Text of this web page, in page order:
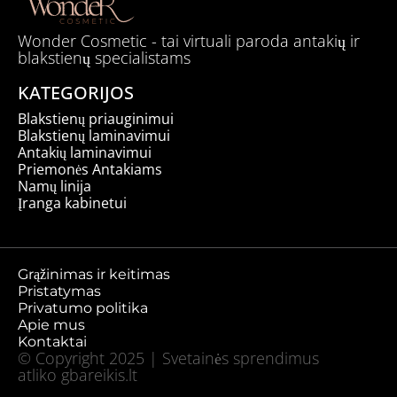
Wonder Cosmetic - tai virtuali paroda antakių ir
blakstienų specialistams
KATEGORIJOS
Blakstienų priauginimui
Blakstienų laminavimui
Antakių laminavimui
Priemonės Antakiams
Namų linija
Įranga kabinetui
Grąžinimas ir keitimas
Pristatymas
Privatumo politika
Apie mus
Kontaktai
© Copyright 2025 | Svetainės sprendimus
atliko gbareikis.lt